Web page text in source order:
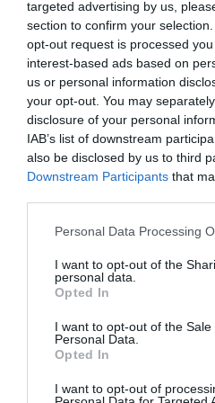
targeted advertising by us,
section to confirm your
opt-out request is processed
interest-based ads based on
us or personal information
your opt-out. You may
disclosure of your personal
IAB’s list of downstream
also be disclosed by us to third
Downstream Participants that
Please note that this website/
not limited to your visit or usage
grant or deny consent to
use your data for below
consent section.
Personal Data Processing
I want to opt-out of the
personal data.
Opted In
I want to opt-out of the Sale
Personal Data.
Opted In
I want to opt-out of
Metlen: Κέρδη 313 εκατ. ευρώ
ιστορικό ρεκόρ EBITDA στο
06.08.2026 | 15:24